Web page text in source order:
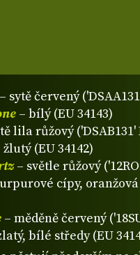
– sytě červený
– bílý (EU 34143)
lila růžový ('DSAB131'
žlutý (EU 34142)
– světle růžový
cípy,
– měděně červený
bílé středy (EU